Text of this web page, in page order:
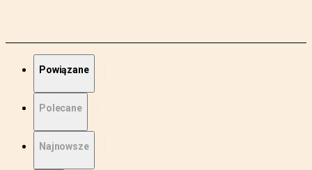
Powiązane
Polecane
Najnowsze